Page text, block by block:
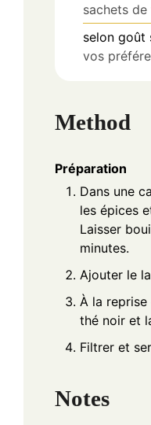
sachets de
selon goût
vos
Method
Préparation
Dans une
les épices
Laisser
minutes.
Ajouter le
À la
thé noir et
Filtrer et
Notes